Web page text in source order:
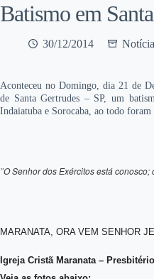
Batismo em
30/12/2014
Aconteceu no Domingo, dia 21 de
de Santa Gertrudes – SP, um
Indaiatuba e Sorocaba, ao todo foram
"O Senhor dos Exércitos está
MARANATA, ORA VEM SENHOR
Igreja Cristã Maranata –